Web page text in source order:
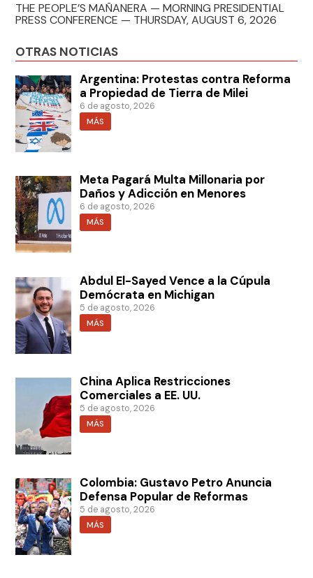
THE PEOPLE’S MAÑANERA — MORNING PRESIDENTIAL
PRESS CONFERENCE — THURSDAY, AUGUST 6, 2026
OTRAS NOTICIAS
Argentina: Protestas contra Reforma
a Propiedad de Tierra de Milei
6 de agosto, 2026
MÁS
Meta Pagará Multa Millonaria por
Daños y Adicción en Menores
6 de agosto, 2026
MÁS
Abdul El-Sayed Vence a la Cúpula
Demócrata en Michigan
5 de agosto, 2026
MÁS
China Aplica Restricciones
Comerciales a EE. UU.
5 de agosto, 2026
MÁS
Colombia: Gustavo Petro Anuncia
Defensa Popular de Reformas
5 de agosto, 2026
MÁS